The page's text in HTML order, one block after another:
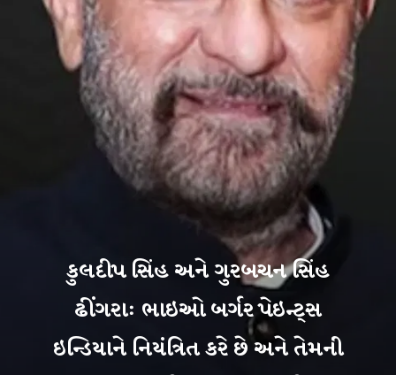
કુલદીપ સિંહ અને ગુરબચન સિંહ
ઢીંગરા: ભાઇઓ બર્ગર પેઇન્ટ્સ
ઇન્ડિયાને નિયંત્રિત કરે છે અને તેમની